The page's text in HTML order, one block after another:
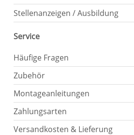
Stellenanzeigen / Ausbildung
Service
Häufige Fragen
Zubehör
Montageanleitungen
Zahlungsarten
Versandkosten & Lieferung